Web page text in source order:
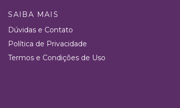
SAIBA MAIS
Dúvidas e Contato
Política de Privacidade
Termos e Condições de Uso